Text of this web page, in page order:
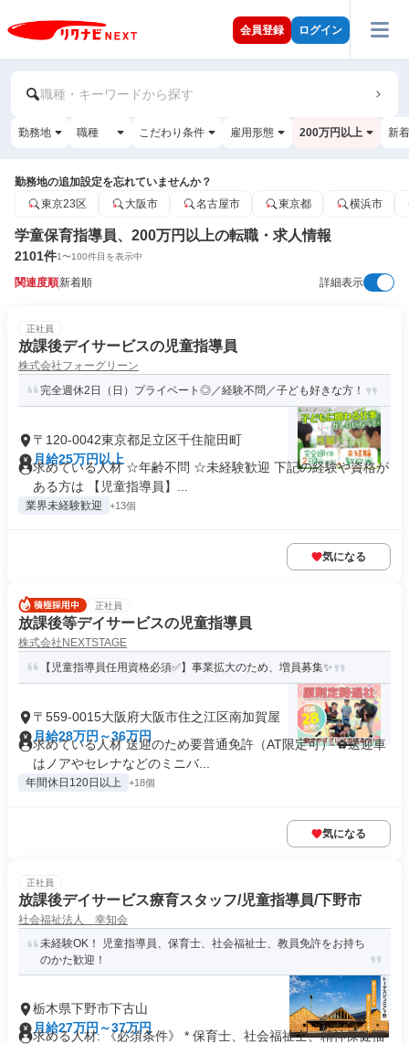
会員登録 ログイン
職種・キーワードから探す
勤務地 職種 こだわり条件 雇用形態 200万円以上 新
勤務地の追加設定を忘れていませんか？
東京23区
大阪市 名古屋市 東京都 横浜市
学童保育指導員、200万円以上の転職・求人情報
2101件1〜100件目を表示中
関連度順新着順 詳細表示
正社員
放課後デイサービスの児童指導員
株式会社フォーグリーン
完全週休2日（日）プライベート◎／経験不問／子ども好きな方！
〒120-0042東京都足立区千住龍田町
月給25万円以上
求めている人材 ☆年齢不問 ☆未経験歓迎 下記の経験や資格が
ある方は 【児童指導員】...
業界未経験歓迎 +13個
気になる
正社員
放課後等デイサービスの児童指導員
株式会社NEXTSTAGE
【児童指導員任用資格必須✅】事業拡大のため、増員募集✨
〒559-0015大阪府大阪市住之江区南加賀屋
月給28万円～36万円
求めている人材 送迎のため要普通免許（AT限定可） ✿送迎車
はノアやセレナなどのミニバ...
年間休日120日以上 +18個
気になる
正社員
放課後デイサービス療育スタッフ/児童指導員/下野市
社会福祉法人 幸知会
未経験OK！ 児童指導員、保育士、社会福祉士、教員免許をお持ち
のかた歓迎！
栃木県下野市下古山
月給27万円～37万円
求める人材: 《必須条件》 * 保育士、社会福祉士、精神保健福